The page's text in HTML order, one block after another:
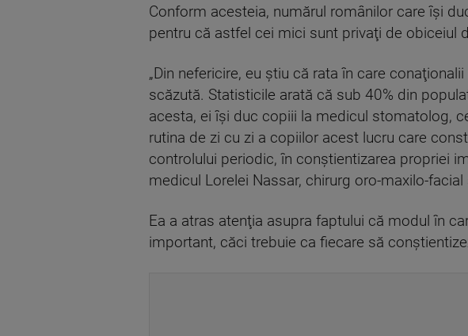
Conform acesteia, numărul românilor care îşi
pentru că astfel cei mici sunt privaţi de obiceiul
„Din nefericire, eu ştiu că rata în care
scăzută. Statisticile arată că sub 40% din
acesta, ei îşi duc copiii la medicul stomatolog,
rutina de zi cu zi a copiilor acest lucru care
controlului periodic, în conştientizarea propriei
medicul Lorelei Nassar, chirurg oro-maxilo-
Ea a atras atenţia asupra faptului că modul în
important, căci trebuie ca fiecare să